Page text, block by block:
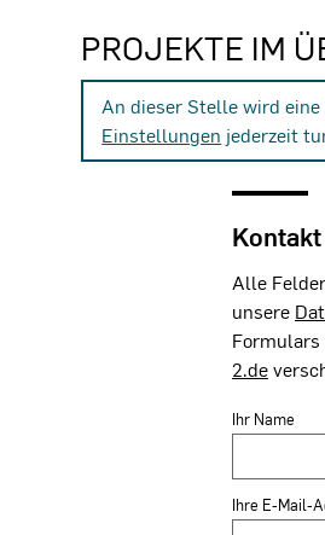
PROJEKTE IM
An dieser Stelle wird eine
Einstellungen jederzeit
Kontakt
Alle
unsere
2.de
Ihr Name
Ihre E-Mail-